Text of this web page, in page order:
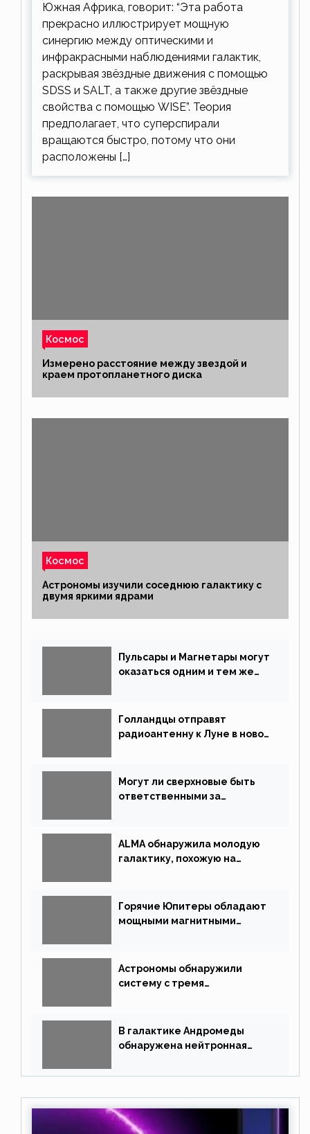
Южная Африка, говорит: “Эта работа
прекрасно иллюстрирует мощную
синергию между оптическими и
инфракрасными наблюдениями галактик,
раскрывая звёздные движения с помощью
SDSS и SALT, а также другие звёздные
свойства с помощью WISE”. Теория
предполагает, что суперспирали
вращаются быстро, потому что они
расположены […]
Космос
Измерено расстояние между звездой и
краем протопланетного диска
Космос
Астрономы изучили соседнюю галактику с
двумя яркими ядрами
Пульсары и Магнетары могут
оказаться одним и тем же
Голландцы отправят
радиоантенну к Луне в новой
Могут ли сверхновые быть
ответственными за
ALMA обнаружила молодую
галактику, похожую на
Горячие Юпитеры обладают
мощными магнитными
Астрономы обнаружили
систему с тремя
В галактике Андромеды
обнаружена нейтронная